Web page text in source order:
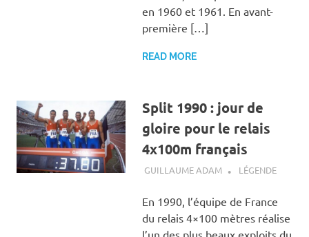
en 1960 et 1961. En avant-
première […]
READ MORE
Split 1990 : jour de
gloire pour le relais
4x100m français
5 FÉVRIER 2012
GUILLAUME ADAM LÉGENDE
En 1990, l’équipe de France
du relais 4×100 mètres réalise